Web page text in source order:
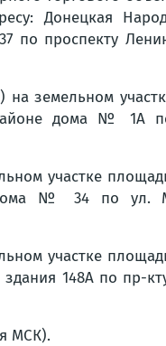
Донецкая
проспекту
земельном
дома № 1А
участке
№ 34 по ул.
участке
148А по пр-
МСК).